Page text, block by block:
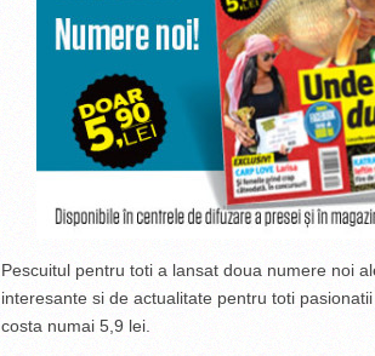
Pescuitul pentru toti a lansat doua numere noi
interesante si de actualitate pentru toti
costa numai 5,9 lei.